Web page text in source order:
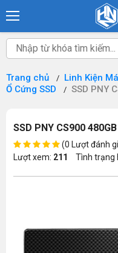
Trang chủ Linh Kiện
Ổ Cứng SSD
SSD PNY
SSD PNY CS900
(0 Lượt đánh
Lượt xem: 211 Tình trạng